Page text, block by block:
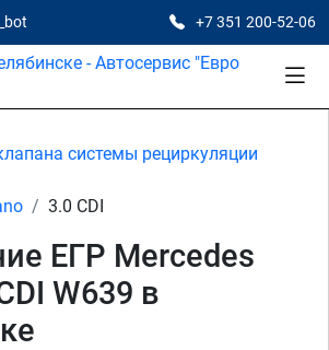
+7 351 200-52-06
системы рециркуляции
3.0 CDI
ЕГР Mercedes
W639 в